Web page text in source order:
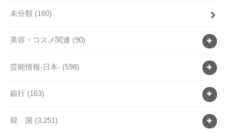
未分類 (160)
美容・コスメ関連 (90)
芸能情報-日本- (598)
銀行 (163)
韓 国 (3,251)